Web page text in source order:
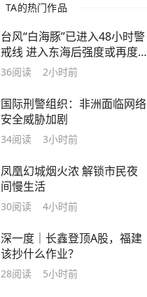
TA的热门作品
台风“白海豚”已进入48小时警
戒线 进入东海后强度或再度
加强
36阅读 2小时前
国际刑警组织：非洲面临网络
安全威胁加剧
34阅读 3小时前
凤凰幻城烟火浓 解锁市民夜
间慢生活
30阅读 4小时前
深一度｜长鑫登顶A股，福建
该抄什么作业？
28阅读 5小时前